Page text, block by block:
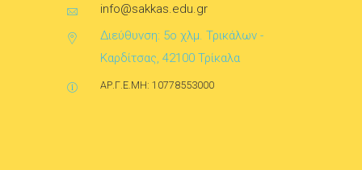
info@sakkas.edu.gr
Διεύθυνση: 5ο χλμ. Τρικάλων -
Καρδίτσας, 42100 Τρίκαλα
ΑΡ.Γ.Ε.ΜΗ: 10778553000